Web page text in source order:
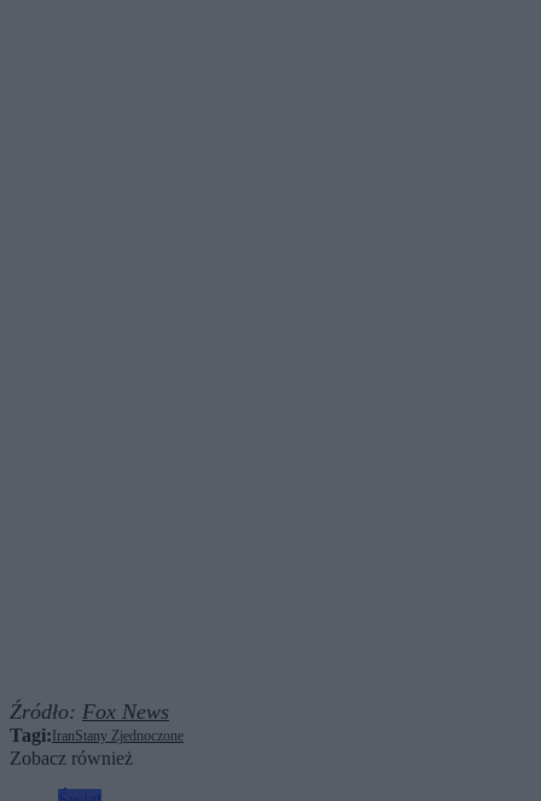
Źródło: Fox News
Tagi: IranStany Zjednoczone
Zobacz również